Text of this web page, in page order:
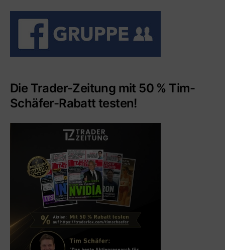
Die Trader-Zeitung mit 50 % Tim-
Schäfer-Rabatt testen!